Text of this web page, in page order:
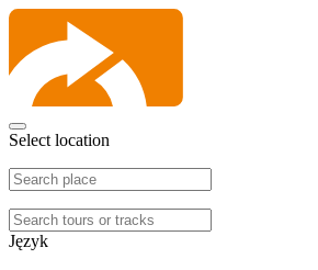
Select location
Język